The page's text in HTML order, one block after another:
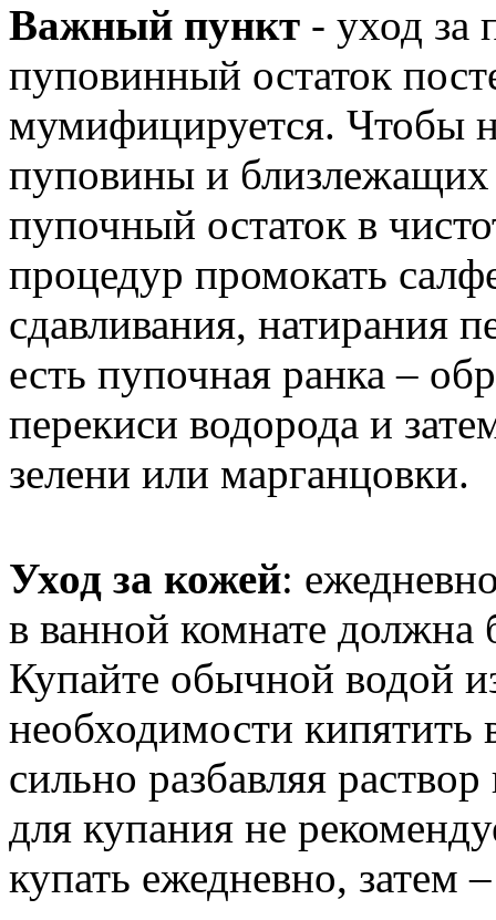
Важный пункт - уход за
пуповинный остаток
мумифицируется. Чтобы
пуповины и близлежащих
пупочный остаток в
процедур промокать
сдавливания, натирания
есть пупочная ранка –
перекиси водорода и
зелени или марганцовки.
Уход за кожей:
в ванной комнате
Купайте обычной водой
необходимости кипятить
сильно разбавляя
для купания не
купать ежедневно, затем